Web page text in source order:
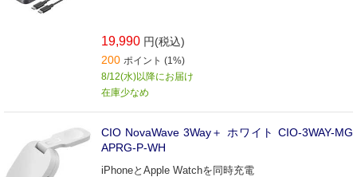
19,990 円(税込)
200 ポイント (1%)
8/12(水)以降にお届け
在庫少なめ
CIO NovaWave 3Way＋ ホワイト CIO-3WAY-MG
APRG-P-WH
iPhoneとApple Watchを同時充電